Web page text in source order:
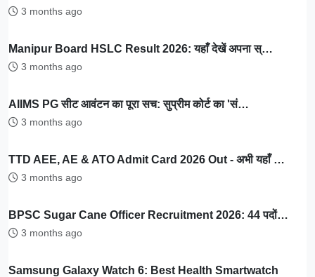
3 months ago
Manipur Board HSLC Result 2026: यहाँ देखें अपना स्…
3 months ago
AIIMS PG सीट आवंटन का पूरा सच: सुप्रीम कोर्ट का 'सं…
3 months ago
TTD AEE, AE & ATO Admit Card 2026 Out - अभी यहाँ …
3 months ago
BPSC Sugar Cane Officer Recruitment 2026: 44 पदों…
3 months ago
Samsung Galaxy Watch 6: Best Health Smartwatch